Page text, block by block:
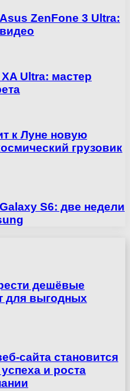
ZenFone 3 Ultra:
Ultra: мастер
к Луне новую
грузовик
S6: две недели
дешёвые
для выгодных
сайта становится
и роста